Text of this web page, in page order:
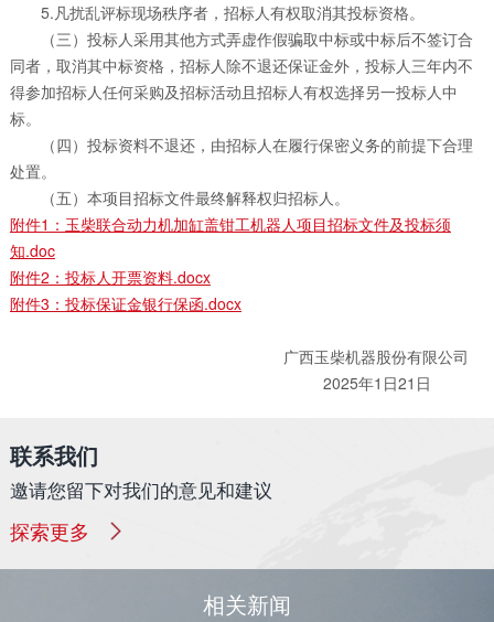
5.凡扰乱评标现场秩序者，招标人有权取消其投标资格。
（三）投标人采用其他方式弄虚作假骗取中标或中标后不签订合
同者，取消其中标资格，招标人除不退还保证金外，投标人三年内不
得参加招标人任何采购及招标活动且招标人有权选择另一投标人中
标。
（四）投标资料不退还，由招标人在履行保密义务的前提下合理
处置。
（五）本项目招标文件最终解释权归招标人。
附件1：玉柴联合动力机加缸盖钳工机器人项目招标文件及投标须
知.doc
附件2：投标人开票资料.docx
附件3：投标保证金银行保函.docx
广西玉柴机器股份有限公司
2025年1日21日
联系我们
邀请您留下对我们的意见和建议
探索更多
相关新闻